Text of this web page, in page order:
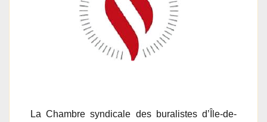
La Chambre syndicale des buralistes d’Île-de-